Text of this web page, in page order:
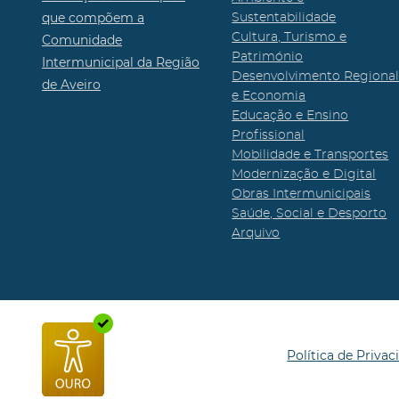
que compõem a
Comunidade
Intermunicipal da Região
de Aveiro
Sustentabilidade
Cultura, Turismo e
Património
Desenvolvimento Regional
e Economia
Educação e Ensino
Profissional
Mobilidade e Transportes
Modernização e Digital
Obras Intermunicipais
Saúde, Social e Desporto
Arquivo
Política de